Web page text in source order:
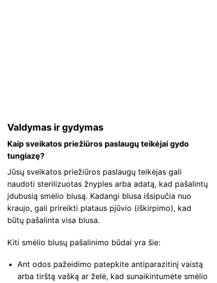
Valdymas ir gydymas
Kaip sveikatos priežiūros paslaugų teikėjai gydo
tungiazę?
Jūsų sveikatos priežiūros paslaugų teikėjas gali
naudoti sterilizuotas žnyples arba adatą, kad pašalintų
įdubusią smėlio blusą. Kadangi blusa išsipučia nuo
kraujo, gali prireikti plataus pjūvio (iškirpimo), kad
būtų pašalinta visa blusa.
Kiti smėlio blusų pašalinimo būdai yra šie:
Ant odos pažeidimo patepkite antiparazitinį vaistą
arba tirštą vašką ar želė, kad sunaikintumėte smėlio